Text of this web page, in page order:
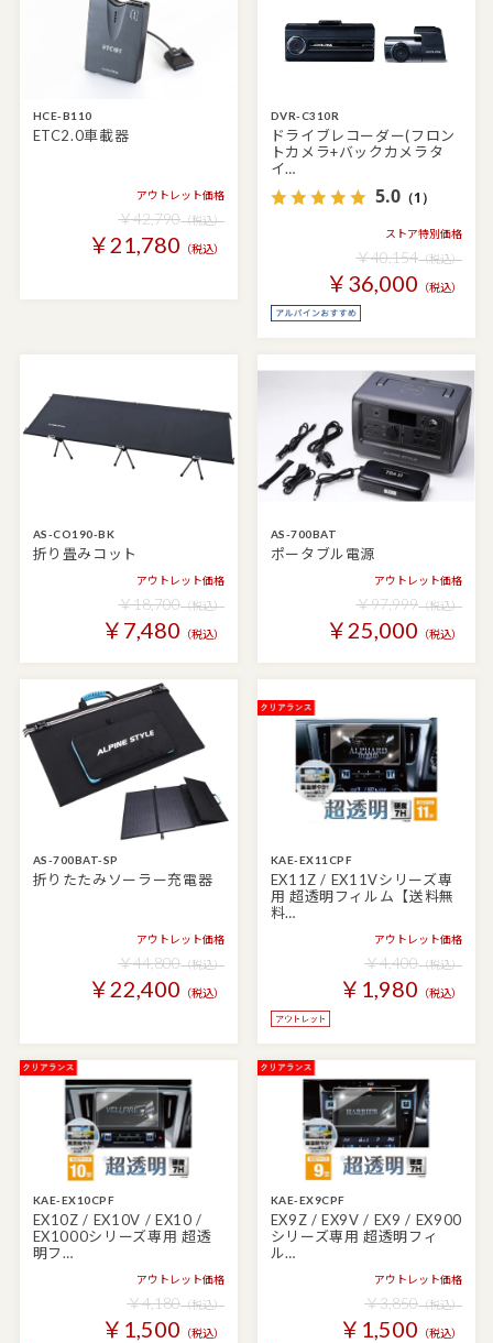
HCE-B110
ETC2.0車載器
アウトレット価格
￥42,790（税込）
￥21,780 （税込）
DVR-C310R
ドライブレコーダー(フロン
トカメラ+バックカメラタ
イ…
5.0（1）
ストア特別価格
￥40,154（税込）
￥36,000 （税込）
AS-CO190-BK
折り畳みコット
アウトレット価格
￥18,700（税込）
￥7,480 （税込）
AS-700BAT
ポータブル電源
アウトレット価格
￥97,999（税込）
￥25,000 （税込）
AS-700BAT-SP
折りたたみソーラー充電器
アウトレット価格
￥44,800（税込）
￥22,400 （税込）
KAE-EX11CPF
EX11Z / EX11Vシリーズ専
用 超透明フィルム【送料無
料…
アウトレット価格
￥4,400（税込）
￥1,980 （税込）
KAE-EX10CPF
EX10Z / EX10V / EX10 /
EX1000シリーズ専用 超透
明フ…
アウトレット価格
￥4,180（税込）
￥1,500 （税込）
KAE-EX9CPF
EX9Z / EX9V / EX9 / EX900
シリーズ専用 超透明フィ
ル…
アウトレット価格
￥3,850（税込）
￥1,500 （税込）